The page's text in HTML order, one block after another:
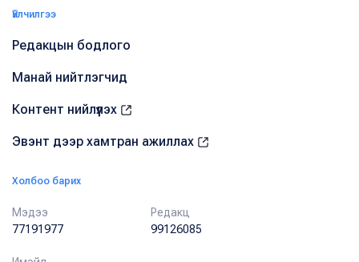
Үйлчилгээ
Редакцын бодлого
Манай нийтлэгчид
Контент нийлүүлэх
Эвэнт дээр хамтран ажиллах
Холбоо барих
Мэдээ
77191977
Редакц
99126085